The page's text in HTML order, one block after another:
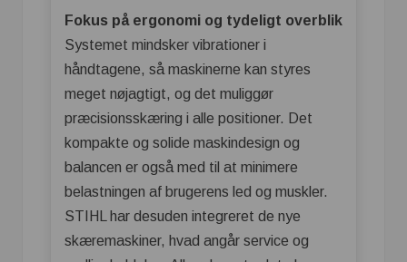
Fokus på ergonomi og tydeligt overblik
Systemet mindsker vibrationer i
håndtagene, så maskinerne kan styres
meget nøjagtigt, og det muliggør
præcisionsskæring i alle positioner. Det
kompakte og solide maskindesign og
balancen er også med til at minimere
belastningen af brugerens led og muskler.
STIHL har desuden integreret de nye
skæremaskiner, hvad angår service og